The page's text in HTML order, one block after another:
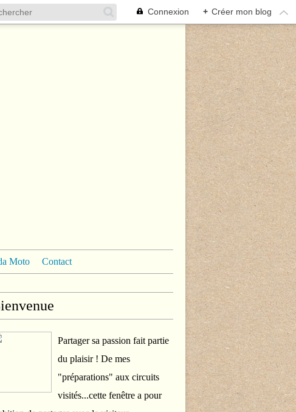
Connexion + Créer mon blog
Moto Contact
Partager sa passion fait partie
du plaisir ! De mes
"préparations" aux circuits
visités...cette fenêtre a pour